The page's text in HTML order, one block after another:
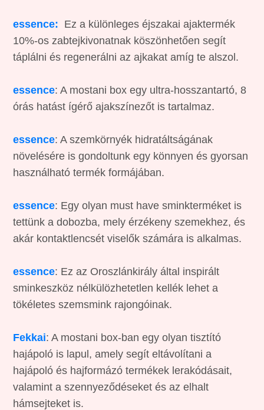
essence: Ez a különleges éjszakai ajaktermék
10%-os zabtejkivonatnak köszönhetően segít
táplálni és regenerálni az ajkakat amíg te alszol.
essence: A mostani box egy ultra-hosszantartó, 8
órás hatást ígérő ajakszínezőt is tartalmaz.
essence: A szemkörnyék hidratáltságának
növelésére is gondoltunk egy könnyen és gyorsan
használható termék formájában.
essence: Egy olyan must have sminkterméket is
tettünk a dobozba, mely érzékeny szemekhez, és
akár kontaktlencsét viselők számára is alkalmas.
essence: Ez az Oroszlánkirály által inspirált
sminkeszköz nélkülözhetetlen kellék lehet a
tökéletes szemsmink rajongóinak.
Fekkai: A mostani box-ban egy olyan tisztító
hajápoló is lapul, amely segít eltávolítani a
hajápoló és hajformázó termékek lerakódásait,
valamint a szennyeződéseket és az elhalt
hámsejteket is.